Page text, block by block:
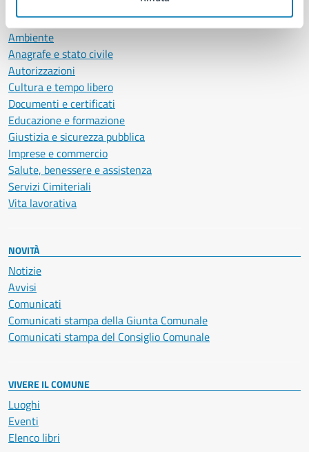
CATEGORIE DI SERVIZIO
Ambiente
Anagrafe e stato civile
Autorizzazioni
Cultura e tempo libero
Documenti e certificati
Educazione e formazione
Giustizia e sicurezza pubblica
Imprese e commercio
Salute, benessere e assistenza
Servizi Cimiteriali
Vita lavorativa
NOVITÀ
Notizie
Avvisi
Comunicati
Comunicati stampa della Giunta Comunale
Comunicati stampa del Consiglio Comunale
VIVERE IL COMUNE
Luoghi
Eventi
Elenco libri